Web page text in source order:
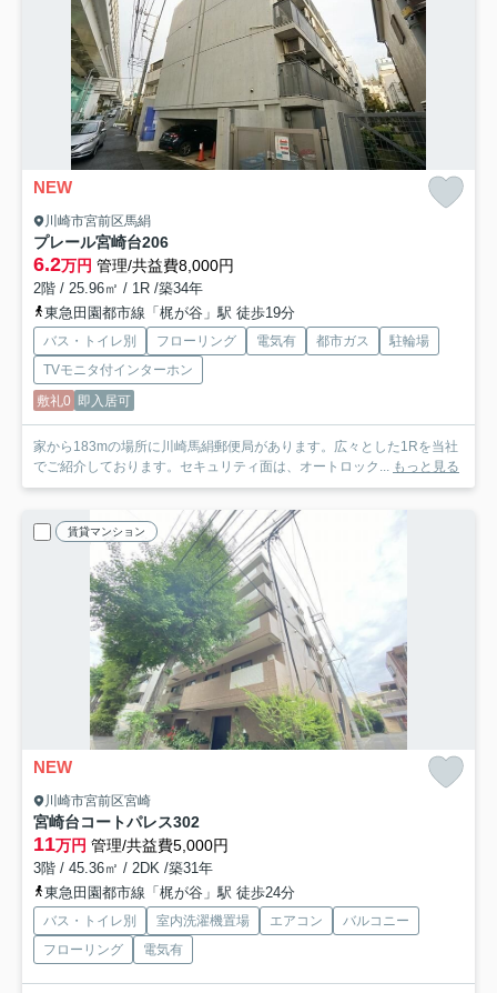
NEW
川崎市宮前区馬絹
プレール宮崎台206
6.2万円 管理/共益費8,000円
2階 / 25.96㎡ / 1R /築34年
東急田園都市線「梶が谷」駅 徒歩19分
バス・トイレ別 フローリング 電気有 都市ガス
駐輪場
TVモニタ付インターホン
敷礼0 即入居可
家から183mの場所に川崎馬絹郵便局があります。広々とした1Rを当社
でご紹介しております。セキュリティ面は、オートロック... もっと見る
賃貸マンション
NEW
川崎市宮前区宮崎
宮崎台コートパレス302
11万円 管理/共益費5,000円
3階 / 45.36㎡ / 2DK /築31年
東急田園都市線「梶が谷」駅 徒歩24分
バス・トイレ別 室内洗濯機置場 エアコン
バルコニー
フローリング
電気有